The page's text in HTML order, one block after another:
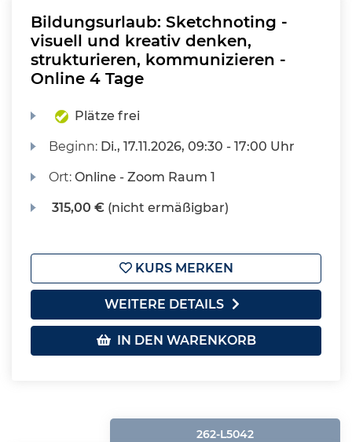
Bildungsurlaub: Sketchnoting -
visuell und kreativ denken,
strukturieren, kommunizieren -
Online 4 Tage
Plätze frei
Beginn: Di., 17.11.2026, 09:30 - 17:00 Uhr
Ort:Online - Zoom Raum 1
315,00 € (nicht ermäßigbar)
KURS MERKEN
WEITERE DETAILS
IN DEN WARENKORB
262-L5042